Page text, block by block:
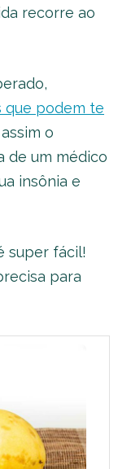
recorre ao
que podem te
o
de um médico
insônia e
super fácil!
para